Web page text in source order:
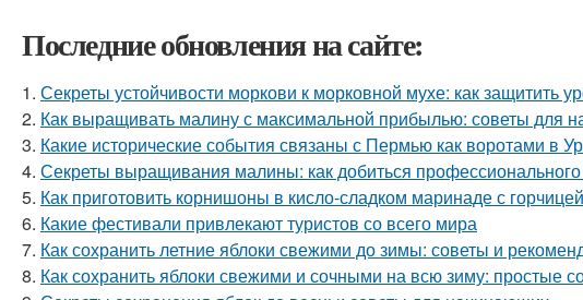
Последние обновления на сайте:
1. Секреты устойчивости моркови к морковной мухе: как защитить
2. Как выращивать малину с максимальной прибылью: советы для
3. Какие исторические события связаны с Пермью как воротами в
4. Секреты выращивания малины: как добиться профессионального
5. Как приготовить корнишоны в кисло-сладком маринаде с
6. Какие фестивали привлекают туристов со всего мира
7. Как сохранить летние яблоки свежими до зимы: советы и
8. Как сохранить яблоки свежими и сочными на всю зиму: простые